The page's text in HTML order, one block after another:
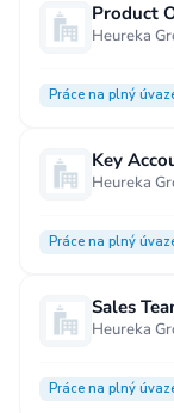
Product
Heureka
Práce na plný
Key
Heureka
Práce na plný
Sales
Heureka
Práce na plný